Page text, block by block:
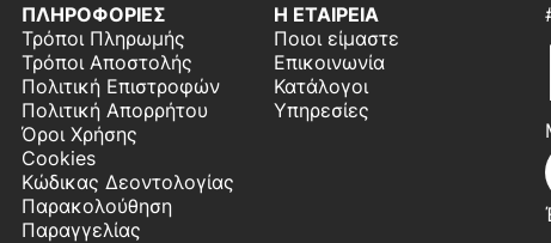
ΠΛΗΡΟΦΟΡΙΕΣ
Τρόποι Πληρωμής
Τρόποι Αποστολής
Πολιτική Επιστροφών
Πολιτική Απορρήτου
Όροι Χρήσης
Cookies
Κώδικας Δεοντολογίας
Παρακολούθηση
Παραγγελίας
Η ΕΤΑΙΡΕΙΑ
Ποιοι είμαστε
Επικοινωνία
Κατάλογοι
Υπηρεσίες